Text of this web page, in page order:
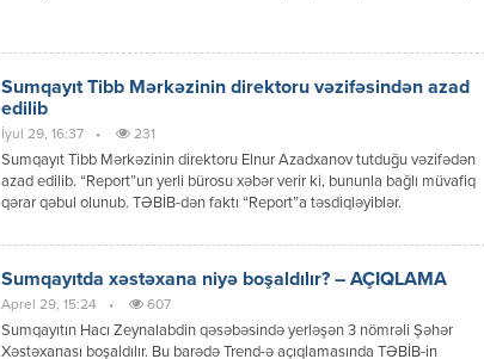
aradan qaldırılanadək təcili tibbi yardıma müraciət etmək üçün aşağıdakı
Sumqayıt Tibb Mərkəzinin direktoru vəzifəsindən azad
edilib
İyul 29, 16:37 • 231
Sumqayıt Tibb Mərkəzinin direktoru Elnur Azadxanov tutduğu vəzifədən
azad edilib. “Report”un yerli bürosu xəbər verir ki, bununla bağlı müvafiq
qərar qəbul olunub. TƏBİB-dən faktı “Report”a təsdiqləyiblər.
Sumqayıtda xəstəxana niyə boşaldılır? – AÇIQLAMA
Aprel 29, 15:24 • 607
Sumqayıtın Hacı Zeynalabdin qəsəbəsində yerləşən 3 nömrəli Şəhər
Xəstəxanası boşaldılır. Bu barədə Trend-ə açıqlamasında TƏBİB-in